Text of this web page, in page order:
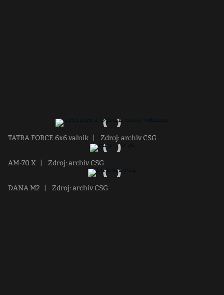
TATRA FORCE 6x6 valník Zdroj: archiv CSG
AM-70 X Zdroj: archiv CSG
DANA M2 Zdroj: archiv CSG